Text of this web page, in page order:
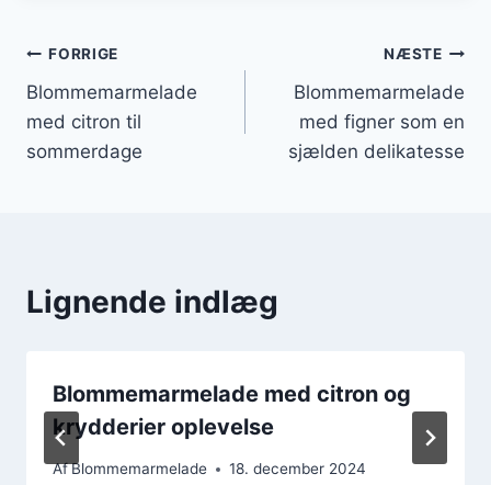
Indlægsnavigation
FORRIGE
Blommemarmelade
med citron til
sommerdage
NÆSTE
Blommemarmelade
med figner som en
sjælden delikatesse
Lignende indlæg
Blommemarmelade med citron og
krydderier oplevelse
AfBlommemarmelade 18. december 2024